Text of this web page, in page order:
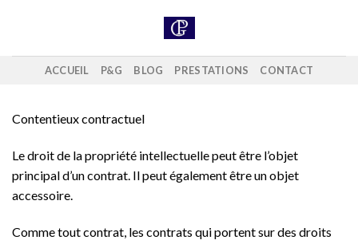
ACCUEIL P&G BLOG PRESTATIONS CONTACT
Contentieux contractuel
Le droit de la propriété intellectuelle peut être l’objet
principal d’un contrat. Il peut également être un objet
accessoire.
Comme tout contrat, les contrats qui portent sur des droits